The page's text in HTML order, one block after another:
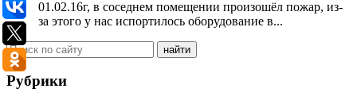
01.02.16г, в соседнем помещении произошёл пожар, из-
за этого у нас испортилось оборудование в...
Рубрики